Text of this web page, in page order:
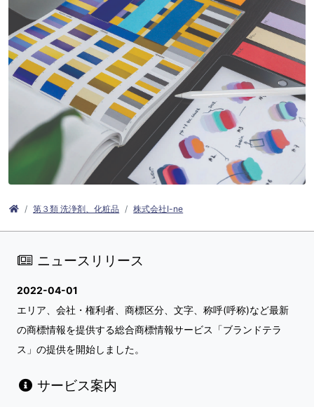
第３類 洗浄剤、化粧品 株式会社I-ne
ニュースリリース
2022-04-01
エリア、会社・権利者、商標区分、文字、称呼(呼称)など最新
の商標情報を提供する総合商標情報サービス「ブランドテラ
ス」の提供を開始しました。
サービス案内